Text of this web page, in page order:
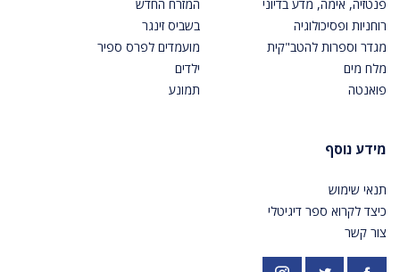
פנטזיה, אימה, מדע בדיוני
רוחניות ופסיכולוגיה
מגדר וספרות להטב"קית
מלח מים
פואנטה
המזרח החדש
בשביס זינגר
מועמדים לפרס ספיר
ילדים
תמונע
מידע נוסף
תנאי שימוש
כיצד לקרוא ספר דיגיטלי
צור קשר